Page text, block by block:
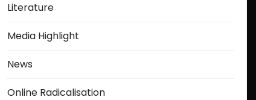
Literature
Media Highlight
News
Online Radicalisation